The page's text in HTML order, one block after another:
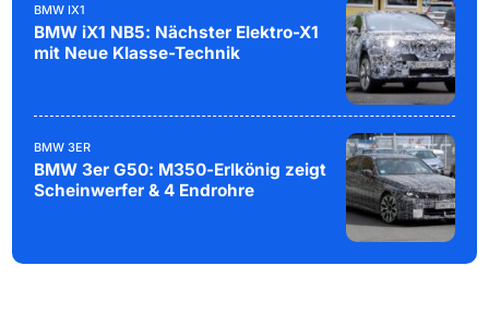
BMW IX1
BMW iX1 NB5: Nächster Elektro-X1
mit Neue Klasse-Technik
BMW 3ER
BMW 3er G50: M350-Erlkönig zeigt
Scheinwerfer & 4 Endrohre